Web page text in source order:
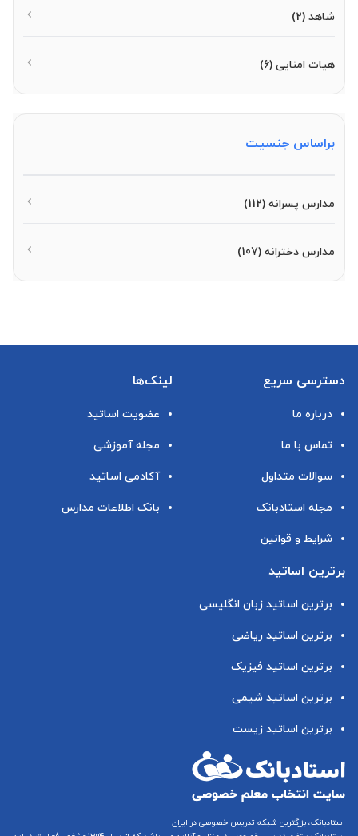
شاهد (2)
هیات امنایی (6)
براساس جنسیت
مدارس پسرانه (112)
مدارس دخترانه (107)
دسترسی سریع
درباره ما
تماس با ما
سوالات متداول
مجله استادبانک
شرایط و قوانین
لینک‌ها
عضویت اساتید
مجله آموزشی
آکادمی اساتید
بانک اطلاعات مدارس
برترین اساتید
برترین اساتید زبان انگلیسی
برترین اساتید ریاضی
برترین اساتید فیزیک
برترین اساتید شیمی
برترین اساتید زیست
استادبانک، بزرگترین شبکه تدریس خصوصی در ایران